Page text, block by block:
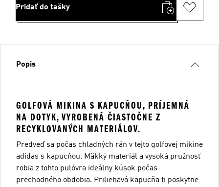
Pridať do tašky
Popis
GOLFOVÁ MIKINA S KAPUCŇOU, PRÍJEMNÁ
NA DOTYK, VYROBENÁ ČIASTOČNE Z
RECYKLOVANÝCH MATERIÁLOV.
Predveď sa počas chladných rán v tejto golfovej mikine
adidas s kapucňou. Mäkký materiál a vysoká pružnosť
robia z tohto pulóvra ideálny kúsok počas
prechodného obdobia. Priliehavá kapucňa ti poskytne